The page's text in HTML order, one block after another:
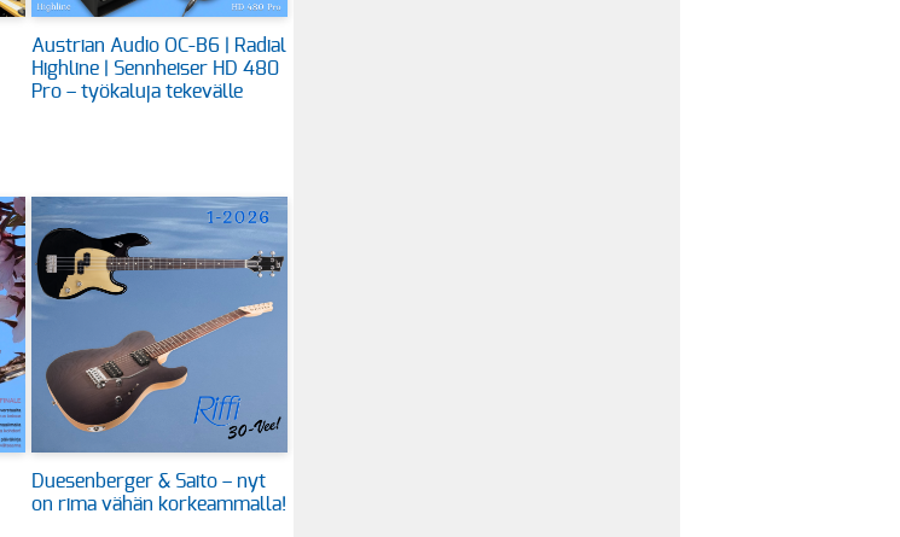
Austrian Audio OC-B6 | Radial
Highline | Sennheiser HD 480
Pro – työkaluja tekevälle
Duesenberger & Saito – nyt
on rima vähän korkeammalla!